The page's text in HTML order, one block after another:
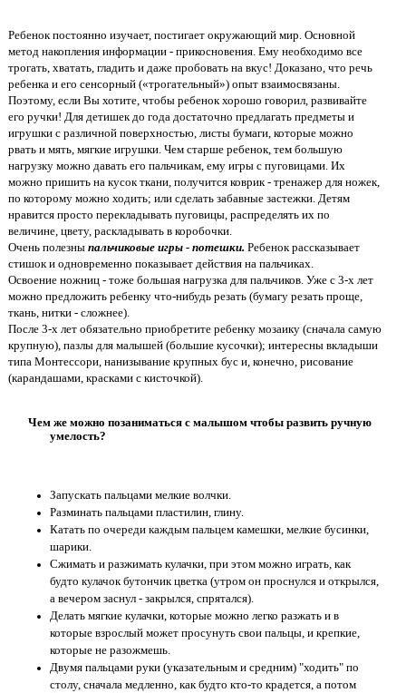
Ребенок постоянно изучает, постигает окружающий мир. Основной
метод накопления информации - прикосновения. Ему необходимо все
трогать, хватать, гладить и даже пробовать на вкус! Доказано, что речь
ребенка и его сенсорный («трогательный») опыт взаимосвязаны.
Поэтому, если Вы хотите, чтобы ребенок хорошо говорил, развивайте
его ручки! Для детишек до года достаточно предлагать предметы и
игрушки с различной поверхностью, листы бумаги, которые можно
рвать и мять, мягкие игрушки. Чем старше ребенок, тем большую
нагрузку можно давать его пальчикам, ему игры с пуговицами. Их
можно пришить на кусок ткани, получится коврик - тренажер для ножек,
по которому можно ходить; или сделать забавные застежки. Детям
нравится просто перекладывать пуговицы, распределять их по
величине, цвету, раскладывать в коробочки.
Очень полезны пальчиковые игры - потешки. Ребенок рассказывает
стишок и одновременно показывает действия на пальчиках.
Освоение ножниц - тоже большая нагрузка для пальчиков. Уже с 3-х лет
можно предложить ребенку что-нибудь резать (бумагу резать проще,
ткань, нитки - сложнее).
После 3-х лет обязательно приобретите ребенку мозаику (сначала самую
крупную), пазлы для малышей (большие кусочки); интересны вкладыши
типа Монтессори, нанизывание крупных бус и, конечно, рисование
(карандашами, красками с кисточкой).
Чем же можно позаниматься с малышом чтобы развить ручную
умелость?
Запускать пальцами мелкие волчки.
Разминать пальцами пластилин, глину.
Катать по очереди каждым пальцем камешки, мелкие бусинки,
шарики.
Сжимать и разжимать кулачки, при этом можно играть, как
будто кулачок бутончик цветка (утром он проснулся и открылся,
а вечером заснул - закрылся, спрятался).
Делать мягкие кулачки, которые можно легко разжать и в
которые взрослый может просунуть свои пальцы, и крепкие,
которые не разожмешь.
Двумя пальцами руки (указательным и средним) "ходить" по
столу, сначала медленно, как будто кто-то крадется, а потом